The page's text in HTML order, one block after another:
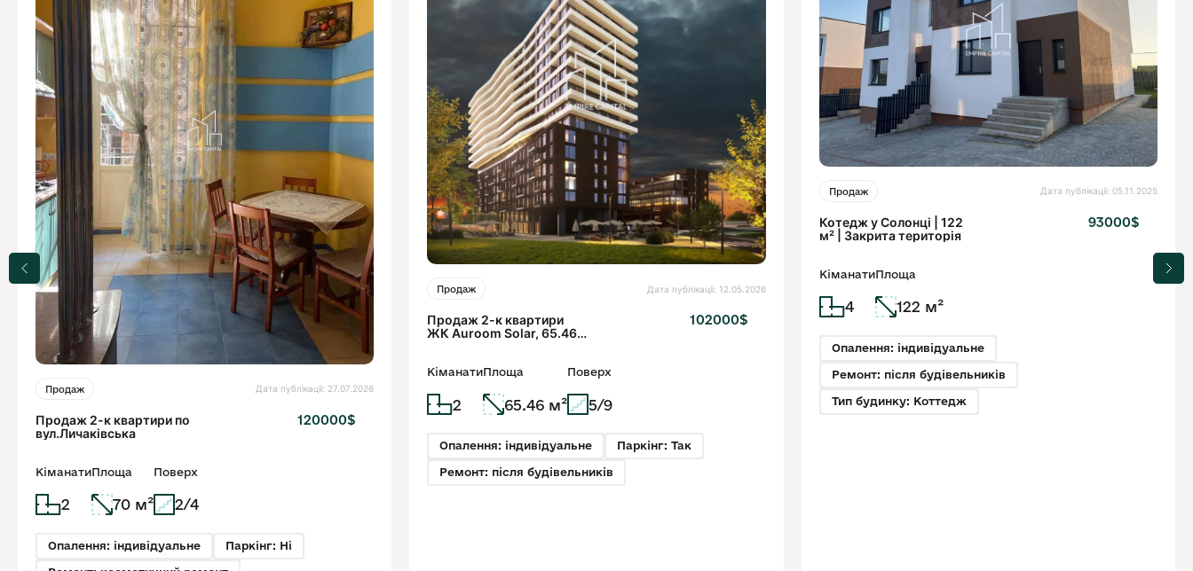
Продаж Дата публікації: 27.07.2026
Продаж 2-к квартири по
вул.Личаківська
120000$
Кіманати
2
Площа
70 м²
Поверх
2/4
Опалення: індивідуальне Паркінг: Ні
Продаж Дата публікації: 12.05.2026
Продаж 2-к квартири
ЖК Auroom Solar, 65.46
102000$
Кіманати
2
Площа
65.46 м²
Поверх
5/9
Опалення: індивідуальне Паркінг: Так
Ремонт: після будівельників
Продаж Дата публікації: 05.11.2025
Котедж у Солонці | 122
м² | Закрита територія
93000$
Кіманати
4
Площа
122 м²
Опалення: індивідуальне
Ремонт: після будівельників
Тип будинку: Коттедж